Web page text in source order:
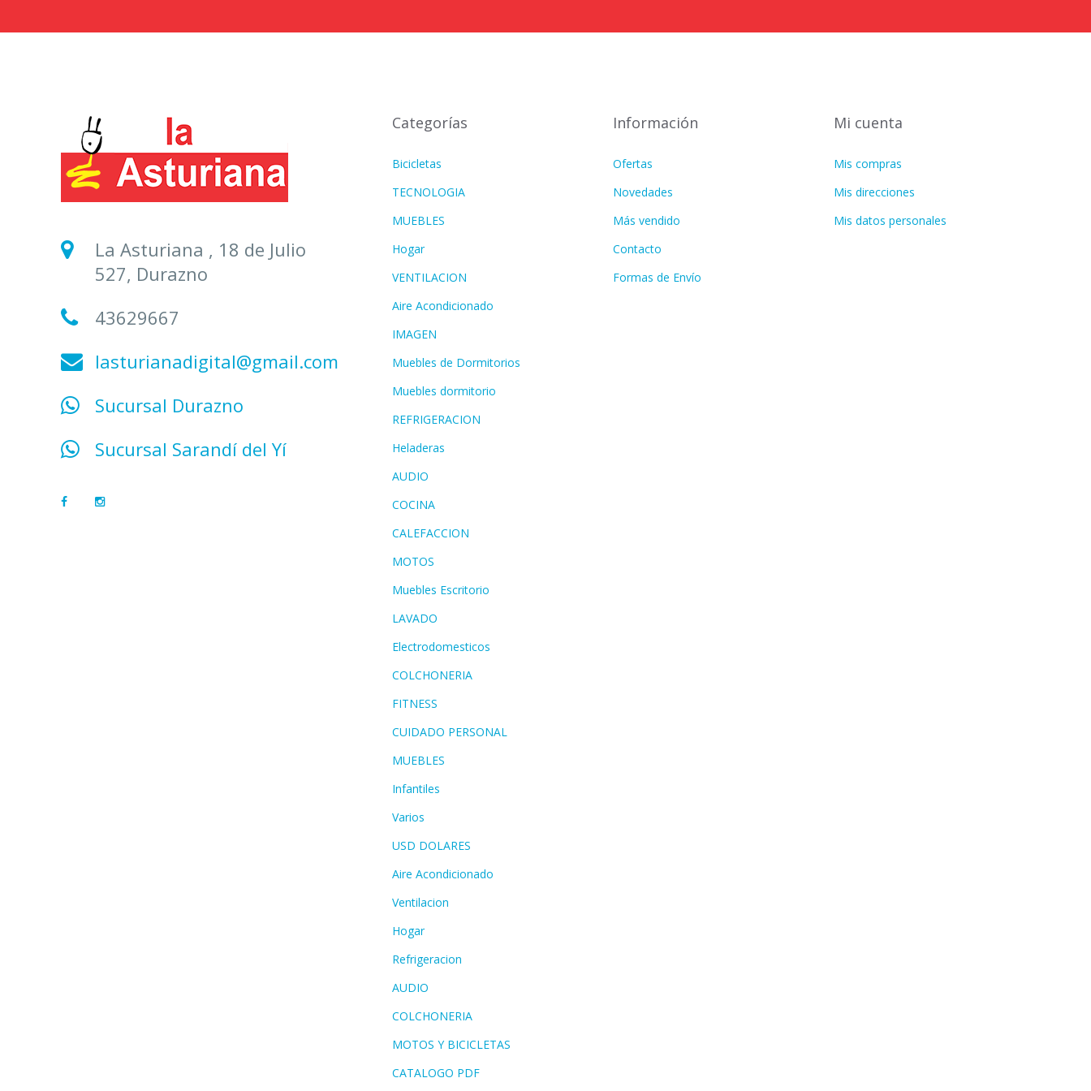
La Asturiana , 18 de Julio
527, Durazno
43629667
lasturianadigital@gmail.com
Sucursal Durazno
Sucursal Sarandí del Yí
Categorías
Bicicletas
TECNOLOGIA
MUEBLES
Hogar
VENTILACION
Aire Acondicionado
IMAGEN
Muebles de Dormitorios
Muebles dormitorio
REFRIGERACION
Heladeras
AUDIO
COCINA
CALEFACCION
MOTOS
Muebles Escritorio
LAVADO
Electrodomesticos
COLCHONERIA
FITNESS
CUIDADO PERSONAL
MUEBLES
Infantiles
Varios
USD DOLARES
Aire Acondicionado
Ventilacion
Hogar
Refrigeracion
AUDIO
COLCHONERIA
MOTOS Y BICICLETAS
CATALOGO PDF
Información
Ofertas
Novedades
Más vendido
Contacto
Formas de Envío
Mi cuenta
Mis compras
Mis direcciones
Mis datos personales